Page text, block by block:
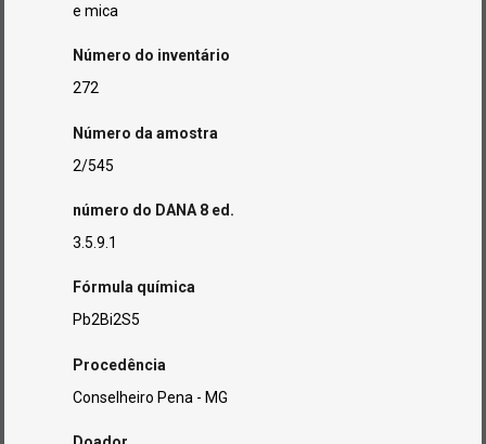
e mica
Número do inventário
272
Número da amostra
2/545
número do DANA 8 ed.
3.5.9.1
Fórmula química
Pb2Bi2S5
Procedência
Conselheiro Pena - MG